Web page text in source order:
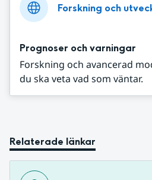
Forskning och
Prognoser och varningar
Forskning och avancerad
du ska veta vad som väntar.
Relaterade länkar